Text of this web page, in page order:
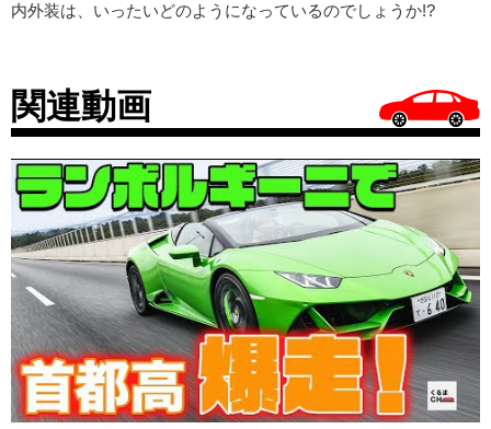
内外装は、いったいどのようになっているのでしょうか!?
関連動画